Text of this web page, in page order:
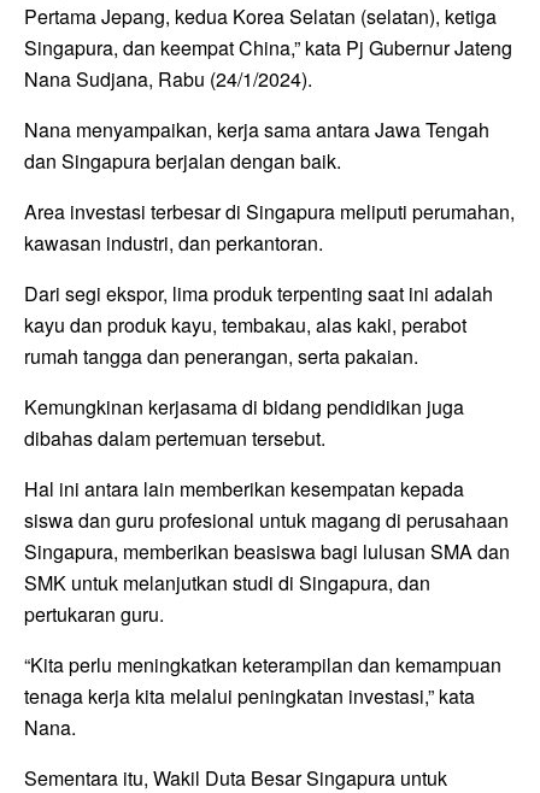
Pertama Jepang, kedua Korea Selatan (selatan), ketiga
Singapura, dan keempat China,” kata Pj Gubernur Jateng
Nana Sudjana, Rabu (24/1/2024).
Nana menyampaikan, kerja sama antara Jawa Tengah
dan Singapura berjalan dengan baik.
Area investasi terbesar di Singapura meliputi perumahan,
kawasan industri, dan perkantoran.
Dari segi ekspor, lima produk terpenting saat ini adalah
kayu dan produk kayu, tembakau, alas kaki, perabot
rumah tangga dan penerangan, serta pakaian.
Kemungkinan kerjasama di bidang pendidikan juga
dibahas dalam pertemuan tersebut.
Hal ini antara lain memberikan kesempatan kepada
siswa dan guru profesional untuk magang di perusahaan
Singapura, memberikan beasiswa bagi lulusan SMA dan
SMK untuk melanjutkan studi di Singapura, dan
pertukaran guru.
“Kita perlu meningkatkan keterampilan dan kemampuan
tenaga kerja kita melalui peningkatan investasi,” kata
Nana.
Sementara itu, Wakil Duta Besar Singapura untuk